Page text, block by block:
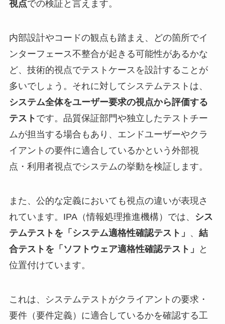
視点での検証と言えます。
内部設計やコードの観点も踏まえ、どの箇所でイ
ンターフェース不整合が起きる可能性があるかな
ど、技術的視点でテストケースを設計することが
多いでしょう。それに対してシステムテストは、
システム全体をユーザー要求の視点から評価する
テスト です。品質保証部門や独立したテストチー
ムが担当する場合もあり、エンドユーザーやクラ
イアントの要件に適合しているかという外部視
点・利用者視点でシステムの挙動を検証します。
また、公的な定義においても視点の違いが表現さ
れています。IPA（情報処理推進機構）では、
シス
テムテストを「システム適格性確認テスト」 、 結
合テストを「ソフトウェア適格性確認テスト」
と
位置付けています。
これは、システムテストがクライアントの要求・
要件（要件定義）に適合しているかを確認する工